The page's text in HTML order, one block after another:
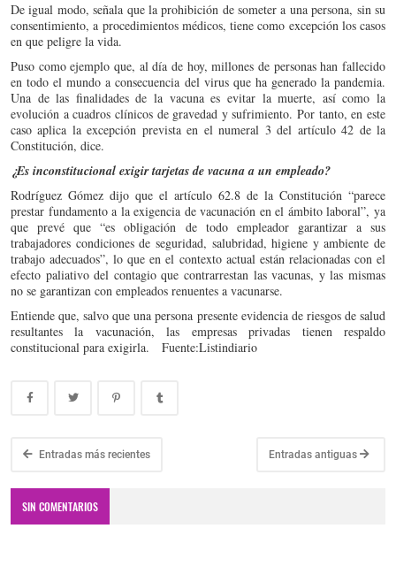
De igual modo, señala que la prohibición de someter a una persona, sin su
consentimiento, a procedimientos médicos, tiene como excepción los casos
en que peligre la vida.
Puso como ejemplo que, al día de hoy, millones de personas han fallecido
en todo el mundo a consecuencia del virus que ha generado la pandemia.
Una de las finalidades de la vacuna es evitar la muerte, así como la
evolución a cuadros clínicos de gravedad y sufrimiento. Por tanto, en este
caso aplica la excepción prevista en el numeral 3 del artículo 42 de la
Constitución, dice.
¿Es inconstitucional exigir tarjetas de vacuna a un empleado?
Rodríguez Gómez dijo que el artículo 62.8 de la Constitución “parece
prestar fundamento a la exigencia de vacunación en el ámbito laboral”, ya
que prevé que “es obligación de todo empleador garantizar a sus
trabajadores condiciones de seguridad, salubridad, higiene y ambiente de
trabajo adecuados”, lo que en el contexto actual están relacionadas con el
efecto paliativo del contagio que contrarrestan las vacunas, y las mismas
no se garantizan con empleados renuentes a vacunarse.
Entiende que, salvo que una persona presente evidencia de riesgos de salud
resultantes la vacunación, las empresas privadas tienen respaldo
constitucional para exigirla. Fuente:Listindiario
Entradas más recientes Entradas antiguas
SIN COMENTARIOS